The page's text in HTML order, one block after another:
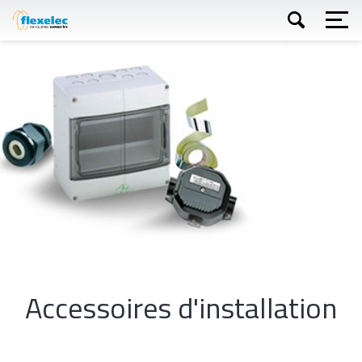
Aller
au
Accessoires d'installation